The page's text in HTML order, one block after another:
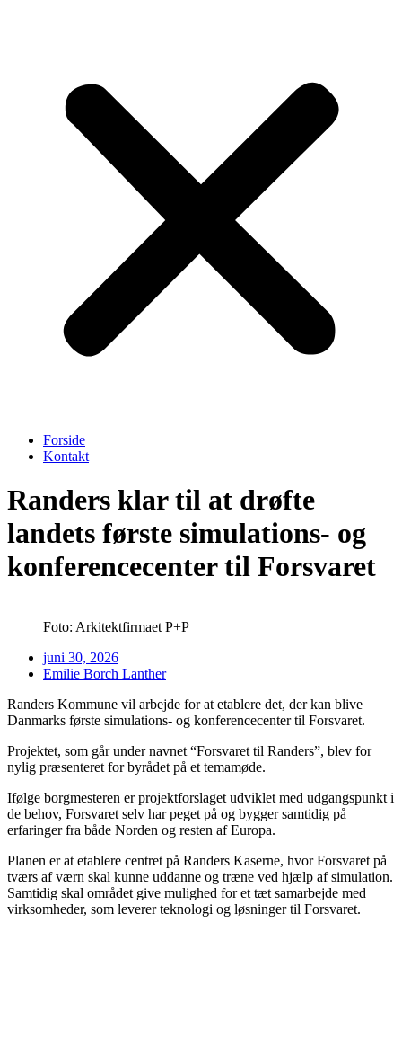
Forside
Kontakt
Randers klar til at drøfte
landets første simulations- og
konferencecenter til Forsvaret
Foto: Arkitektfirmaet P+P
juni 30, 2026
Emilie Borch Lanther
Randers Kommune vil arbejde for at etablere det, der kan blive
Danmarks første simulations- og konferencecenter til Forsvaret.
Projektet, som går under navnet “Forsvaret til Randers”, blev for
nylig præsenteret for byrådet på et temamøde.
Ifølge borgmesteren er projektforslaget udviklet med udgangspunkt i
de behov, Forsvaret selv har peget på og bygger samtidig på
erfaringer fra både Norden og resten af Europa.
Planen er at etablere centret på Randers Kaserne, hvor Forsvaret på
tværs af værn skal kunne uddanne og træne ved hjælp af simulation.
Samtidig skal området give mulighed for et tæt samarbejde med
virksomheder, som leverer teknologi og løsninger til Forsvaret.